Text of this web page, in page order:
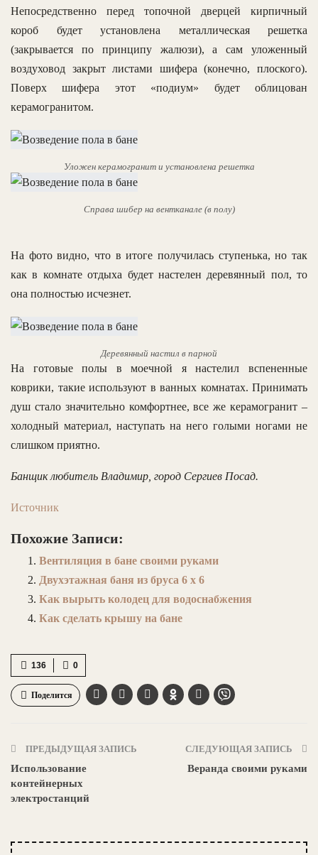
Непосредственно перед топочной дверцей кирпичный
короб будет установлена металлическая решетка
(закрывается по принципу жалюзи), а сам уложенный
воздуховод закрыт листами шифера (конечно, плоского).
Поверх шифера этот «подиум» будет облицован
керамогранитом.
Уложен керамогранит и установлена решетка
Справа шибер на вентканале (в полу)
На фото видно, что в итоге получилась ступенька, но так
как в комнате отдыха будет настелен деревянный пол, то
она полностью исчезнет.
Деревянный настил в парной
На готовые полы в моечной я настелил вспененные
коврики, такие используют в ванных комнатах. Принимать
душ стало значительно комфортнее, все же керамогранит –
холодный материал, наступать на него голыми ногами не
слишком приятно.
Банщик любитель Владимир, город Сергиев Посад.
Источник
Похожие Записи:
Вентиляция в бане своими руками
Двухэтажная баня из бруса 6 х 6
Как вырыть колодец для водоснабжения
Как сделать крышу на бане
0
136
Поделится
ПРЕДЫДУЩАЯ ЗАПИСЬ
Использование
контейнерных
электростанций
СЛЕДУЮЩАЯ ЗАПИСЬ
Веранда своими руками